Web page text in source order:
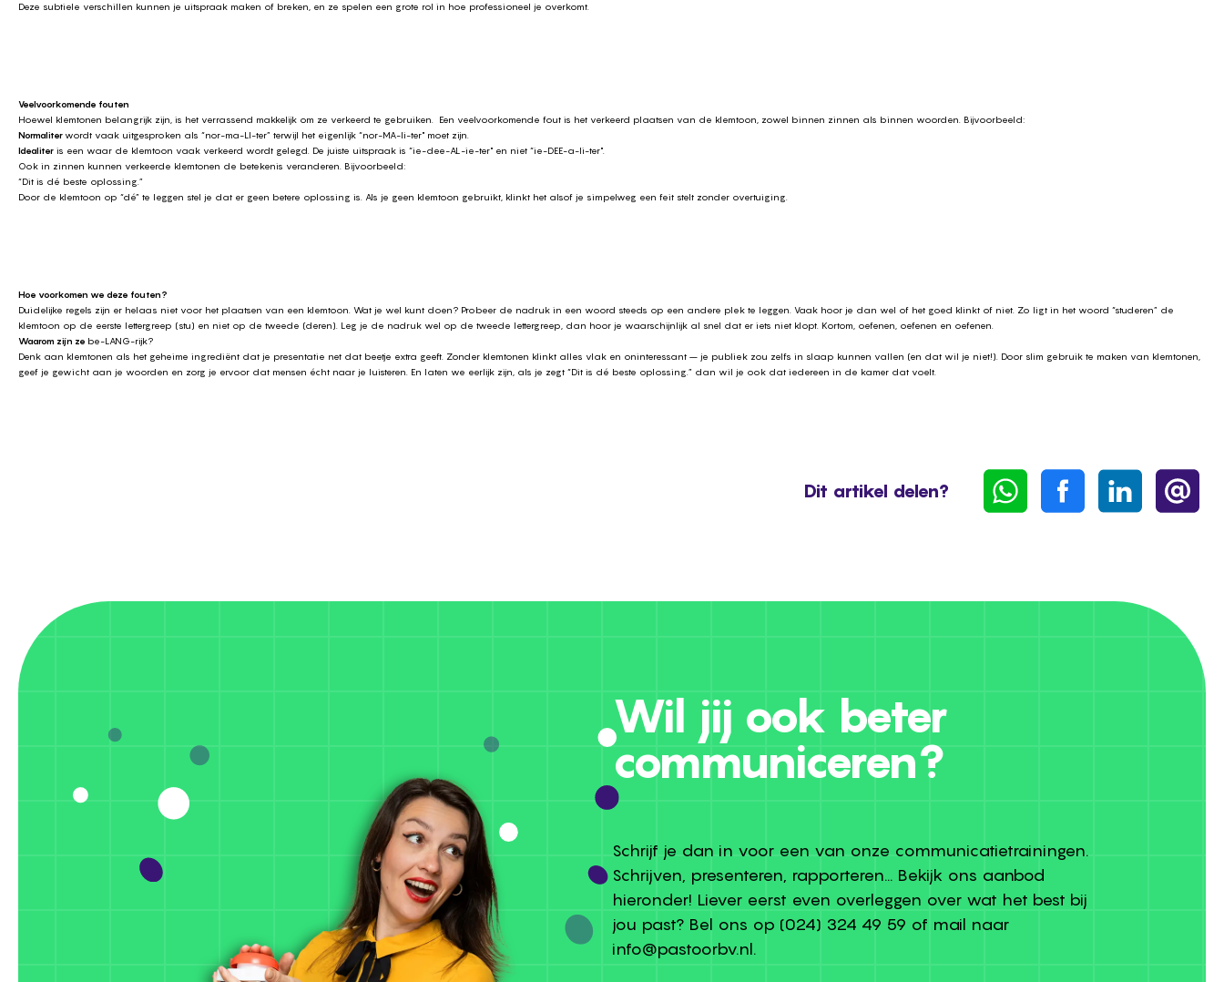
Deze subtiele verschillen kunnen je uitspraak maken of breken, en ze spelen een grote rol in hoe professioneel je overkomt.
Veelvoorkomende fouten
Hoewel klemtonen belangrijk zijn, is het verrassend makkelijk om ze verkeerd te gebruiken. Een veelvoorkomende fout is het verkeerd plaatsen van de klemtoon, zowel binnen zinnen als binnen woorden. Bijvoorbeeld:
Normaliter wordt vaak uitgesproken als “nor-ma-LI-ter” terwijl het eigenlijk “nor-MA-li-ter" moet zijn.
Idealiter is een waar de klemtoon vaak verkeerd wordt gelegd. De juiste uitspraak is “ie-dee-AL-ie-ter" en niet “ie-DEE-a-li-ter".
Ook in zinnen kunnen verkeerde klemtonen de betekenis veranderen. Bijvoorbeeld:
“Dit is dé beste oplossing.”
Door de klemtoon op “dé” te leggen stel je dat er geen betere oplossing is. Als je geen klemtoon gebruikt, klinkt het alsof je simpelweg een feit stelt zonder overtuiging.
Hoe voorkomen we deze fouten?
Duidelijke regels zijn er helaas niet voor het plaatsen van een klemtoon. Wat je wel kunt doen? Probeer de nadruk in een woord steeds op een andere plek te leggen. Vaak hoor je dan wel of het goed klinkt of niet. Zo ligt in het woord “studeren” de
klemtoon op de eerste lettergreep (stu) en niet op de tweede (deren). Leg je de nadruk wel op de tweede lettergreep, dan hoor je waarschijnlijk al snel dat er iets niet klopt. Kortom, oefenen, oefenen en oefenen.
Waarom zijn ze be-LANG-rijk?
Denk aan klemtonen als het geheime ingrediënt dat je presentatie net dat beetje extra geeft. Zonder klemtonen klinkt alles vlak en oninteressant – je publiek zou zelfs in slaap kunnen vallen (en dat wil je niet!). Door slim gebruik te maken van klemtonen,
geef je gewicht aan je woorden en zorg je ervoor dat mensen écht naar je luisteren. En laten we eerlijk zijn, als je zegt “Dit is dé beste oplossing.” dan wil je ook dat iedereen in de kamer dat voelt.
Dit artikel delen?
Wil jij ook beter
communiceren?
Schrijf je dan in voor een van onze communicatietrainingen.
Schrijven, presenteren, rapporteren... Bekijk ons aanbod
hieronder! Liever eerst even overleggen over wat het best bij
jou past? Bel ons op (024) 324 49 59 of mail naar
info@pastoorbv.nl.